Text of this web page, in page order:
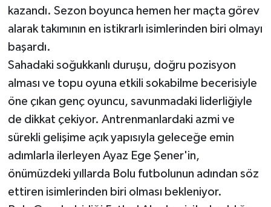
kazandı. Sezon boyunca hemen her maçta görev
alarak takımının en istikrarlı isimlerinden biri olmayı
başardı.
Sahadaki soğukkanlı duruşu, doğru pozisyon
alması ve topu oyuna etkili sokabilme becerisiyle
öne çıkan genç oyuncu, savunmadaki liderliğiyle
de dikkat çekiyor. Antrenmanlardaki azmi ve
sürekli gelişime açık yapısıyla geleceğe emin
adımlarla ilerleyen Ayaz Ege Şener'in,
önümüzdeki yıllarda Bolu futbolunun adından söz
ettiren isimlerinden biri olması bekleniyor.